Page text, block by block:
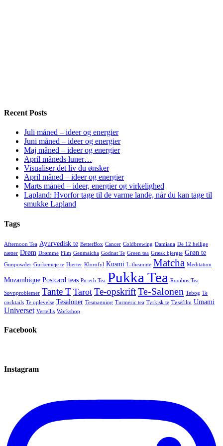
Recent Posts
Juli måned – ideer og energier
Juni måned – ideer og energier
Maj måned – ideer og energier
April måneds luner…
Visualiser det liv du ønsker
April måned – ideer og energier
Marts måned – ideer, energier og virkelighed
Lapland: Hvorfor tage til de varme lande, når du kan tage til
smukke Lapland
Tags
Afternoon Tea Ayurvedisk te BetterBox Cancer Coldbrewing Damiana De 12 hellige
nætter Drøm Drømme Film Genmaicha Godnat Te Green tea Græsk bjergte Grøn te
Gunpowder Gurkemeje te Hjerter Klorofyl Kusmi L-theanine Matcha Meditation
Mozambique Postcard teas Pu-erh Tea Pukka Tea Rooibos Tea
Søvnproblemer Tante T Tarot Te-opskriftTe-Salonen Tebog Te
cocktails Te oplevelse Tesaloner Tesmagning Turmeric tea Tyrkisk te Tøsefilm Umami
Universet Vertellis Workshop
Facebook
Instagram